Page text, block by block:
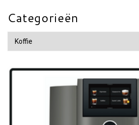
Categorieën